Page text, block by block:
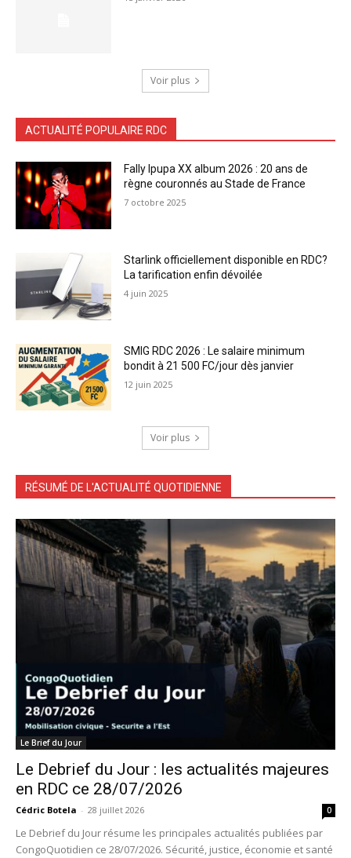
Voir plus
ACTUALITÉ POPULAIRE RDC
Fally Ipupa XX album 2026 : 20 ans de
règne couronnés au Stade de France
7 octobre 2025
Starlink officiellement disponible en RDC?
La tarification enfin dévoilée
4 juin 2025
SMIG RDC 2026 : Le salaire minimum
bondit à 21 500 FC/jour dès janvier
12 juin 2025
Voir plus
RÉSUMÉ DE L'ACTUALITÉ QUOTIDIENNE
Le Brief du Jour
Le Debrief du Jour : les actualités majeures
en RDC ce 28/07/2026
Cédric Botela - 28 juillet 2026 0
Le Debrief du Jour résume les principales actualités publiées par
CongoQuotidien ce 28/07/2026. Sécurité, justice, économie et santé